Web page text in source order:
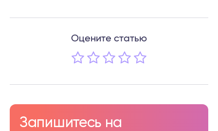
Оцените статью
Запишитесь на